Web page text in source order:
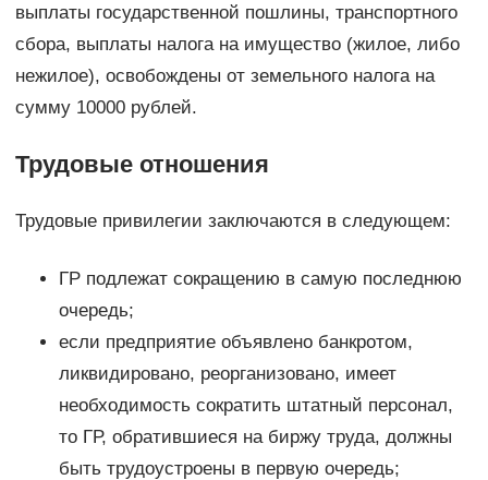
выплаты государственной пошлины, транспортного
сбора, выплаты налога на имущество (жилое, либо
нежилое), освобождены от земельного налога на
сумму 10000 рублей.
Трудовые отношения
Трудовые привилегии заключаются в следующем:
ГР подлежат сокращению в самую последнюю
очередь;
если предприятие объявлено банкротом,
ликвидировано, реорганизовано, имеет
необходимость сократить штатный персонал,
то ГР, обратившиеся на биржу труда, должны
быть трудоустроены в первую очередь;